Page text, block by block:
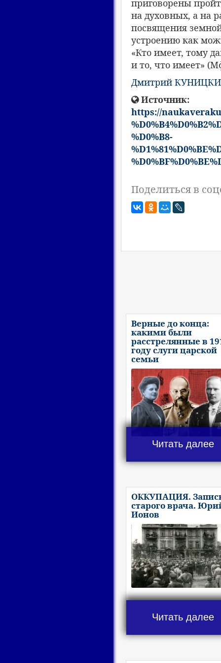
приговорены
на духовных, а на
посвящения
устроению как
«Кто имеет, тому
и то, что имеет»
Дмитрий
Источник:
https://
%D0%B8-
Поделиться в
Верные до конца:
какими были
расстрелянные в
году слуги царской
семьи
Читать далее
ОККУПАЦИЯ.
старого врача.
Ионов
Читать далее